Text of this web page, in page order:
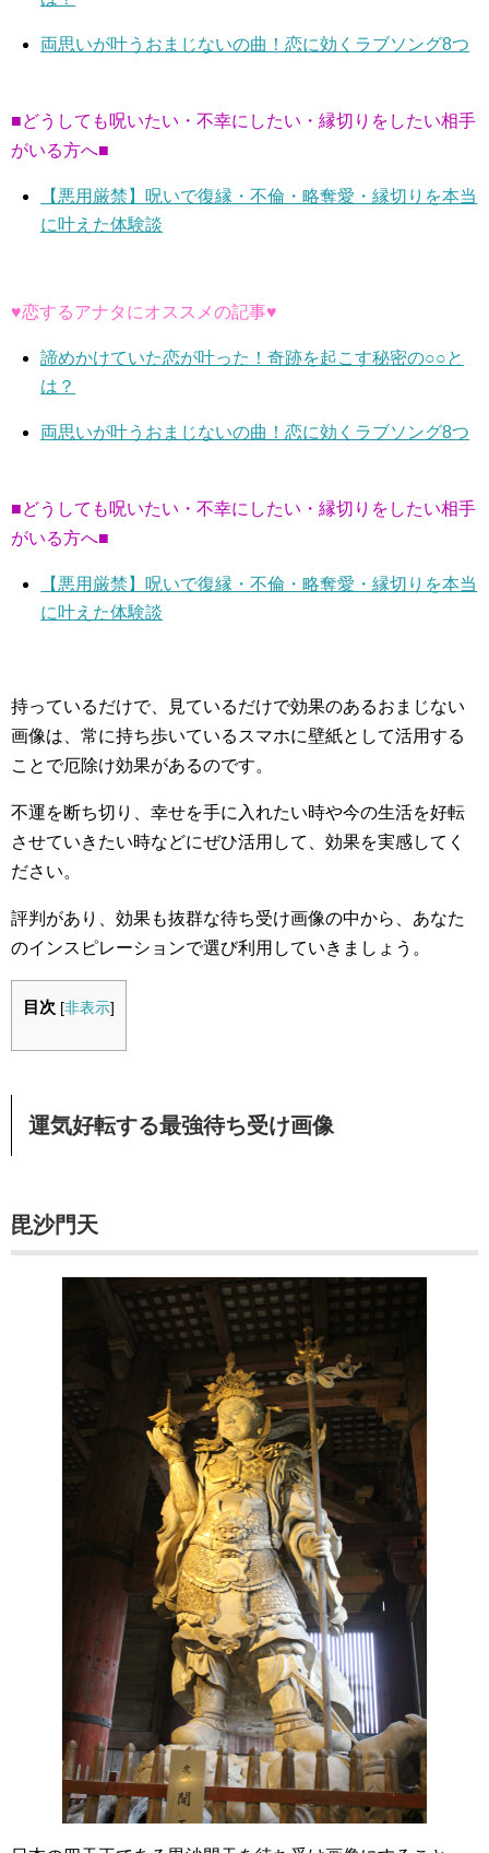
両思いが叶うおまじないの曲！恋に効くラブソング8つ
■どうしても呪いたい・不幸にしたい・縁切りをしたい相手
がいる方へ■
【悪用厳禁】呪いで復縁・不倫・略奪愛・縁切りを本当
に叶えた体験談
♥恋するアナタにオススメの記事♥
諦めかけていた恋が叶った！奇跡を起こす秘密の○○と
は？
両思いが叶うおまじないの曲！恋に効くラブソング8つ
■どうしても呪いたい・不幸にしたい・縁切りをしたい相手
がいる方へ■
【悪用厳禁】呪いで復縁・不倫・略奪愛・縁切りを本当
に叶えた体験談
持っているだけで、見ているだけで効果のあるおまじない
画像は、常に持ち歩いているスマホに壁紙として活用する
ことで厄除け効果があるのです。
不運を断ち切り、幸せを手に入れたい時や今の生活を好転
させていきたい時などにぜひ活用して、効果を実感してく
ださい。
評判があり、効果も抜群な待ち受け画像の中から、あなた
のインスピレーションで選び利用していきましょう。
目次 [非表示]
運気好転する最強待ち受け画像
毘沙門天